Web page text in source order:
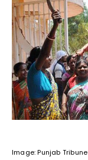
Image: Punjab Tribune